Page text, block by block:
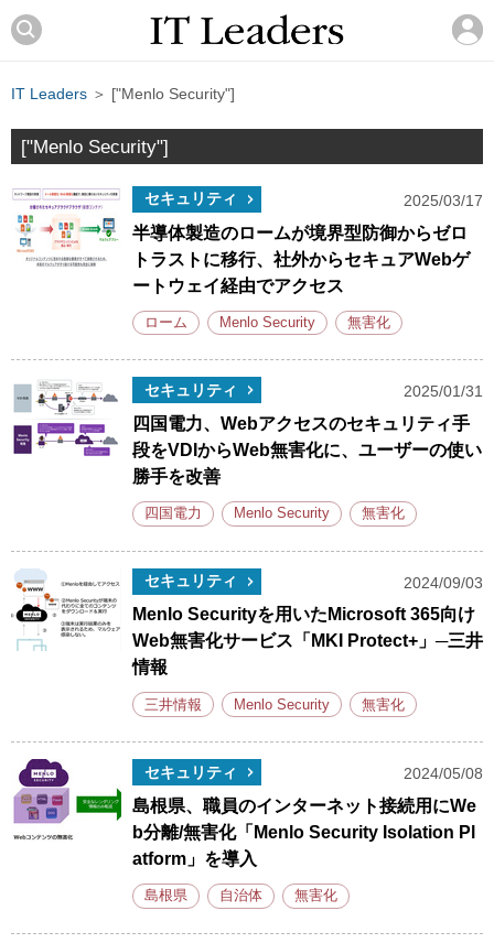
IT Leaders ＞ ["Menlo Security"]
["Menlo Security"]
セキュリティ 2025/03/17
半導体製造のロームが境界型防御からゼロ
トラストに移行、社外からセキュアWebゲ
ートウェイ経由でアクセス
ローム Menlo Security 無害化
セキュリティ 2025/01/31
四国電力、Webアクセスのセキュリティ手
段をVDIからWeb無害化に、ユーザーの使い
勝手を改善
四国電力 Menlo Security 無害化
セキュリティ 2024/09/03
Menlo Securityを用いたMicrosoft 365向け
Web無害化サービス「MKI Protect+」─三井
情報
三井情報 Menlo Security 無害化
セキュリティ 2024/05/08
島根県、職員のインターネット接続用にWe
b分離/無害化「Menlo Security Isolation Pl
atform」を導入
島根県 自治体 無害化